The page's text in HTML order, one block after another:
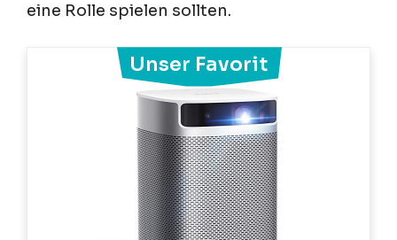
eine Rolle spielen sollten.